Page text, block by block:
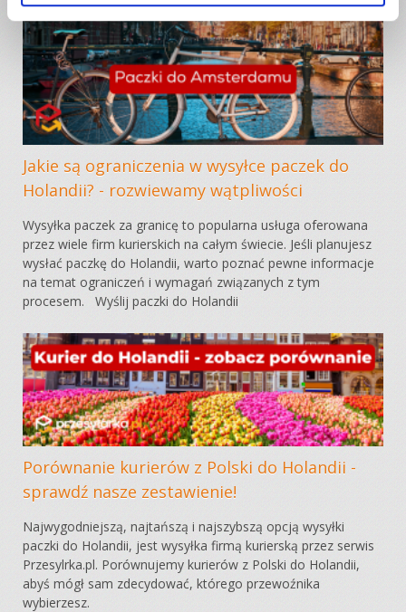
Jakie są ograniczenia w wysyłce paczek do
Holandii? - rozwiewamy wątpliwości
Wysyłka paczek za granicę to popularna usługa oferowana
przez wiele firm kurierskich na całym świecie. Jeśli planujesz
wysłać paczkę do Holandii, warto poznać pewne informacje
na temat ograniczeń i wymagań związanych z tym
procesem. Wyślij paczki do Holandii
Porównanie kurierów z Polski do Holandii -
sprawdź nasze zestawienie!
Najwygodniejszą, najtańszą i najszybszą opcją wysyłki
paczki do Holandii, jest wysyłka firmą kurierską przez serwis
Przesylrka.pl. Porównujemy kurierów z Polski do Holandii,
abyś mógł sam zdecydować, którego przewoźnika
wybierzesz.